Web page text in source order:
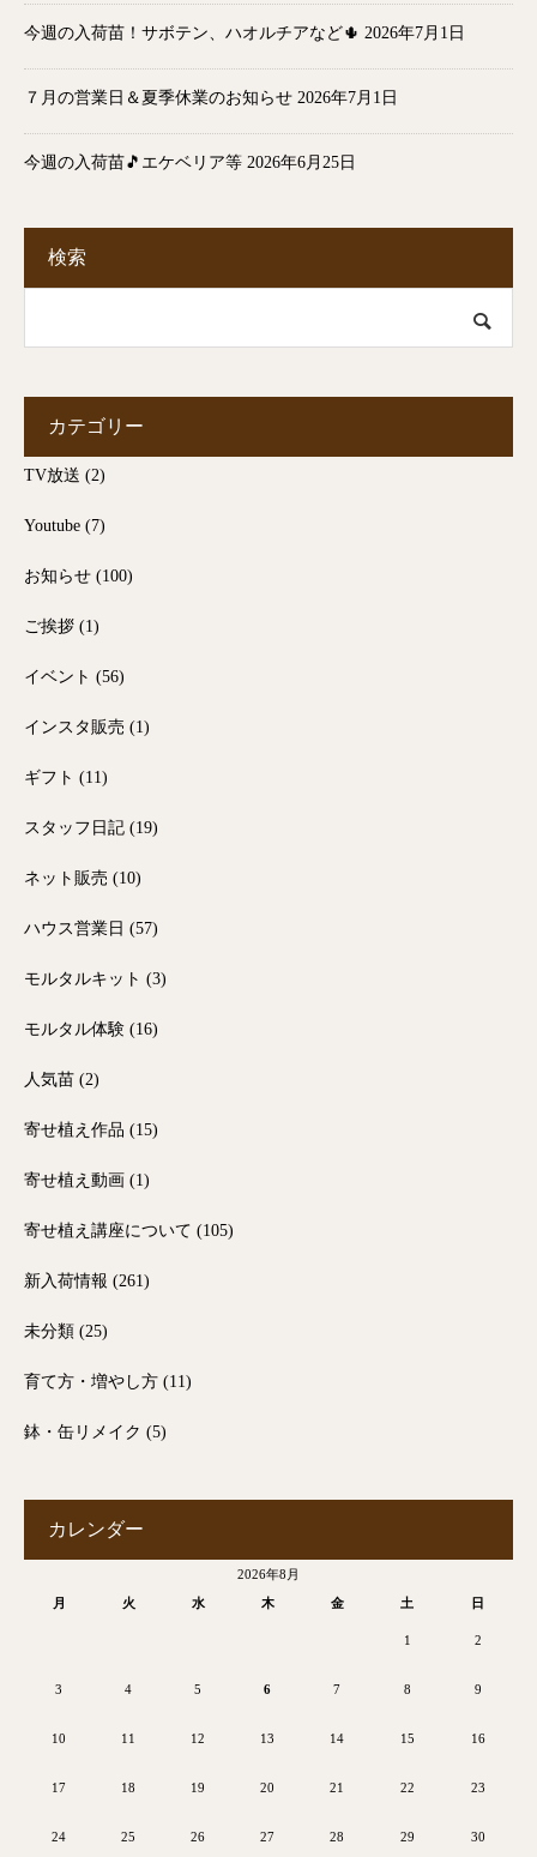
今週の入荷苗！サボテン、ハオルチアなど🌵 2026年7月1日
７月の営業日＆夏季休業のお知らせ 2026年7月1日
今週の入荷苗🎵エケベリア等 2026年6月25日
検索
カテゴリー
TV放送 (2)
Youtube (7)
お知らせ (100)
ご挨拶 (1)
イベント (56)
インスタ販売 (1)
ギフト (11)
スタッフ日記 (19)
ネット販売 (10)
ハウス営業日 (57)
モルタルキット (3)
モルタル体験 (16)
人気苗 (2)
寄せ植え作品 (15)
寄せ植え動画 (1)
寄せ植え講座について (105)
新入荷情報 (261)
未分類 (25)
育て方・増やし方 (11)
鉢・缶リメイク (5)
カレンダー
2026年8月
月
火 水 木 金 土 日
1 2
3 4 5 6 7 8 9
10 11 12 13 14 15 16
17 18 19 20 21 22 23
24 25 26 27 28 29 30